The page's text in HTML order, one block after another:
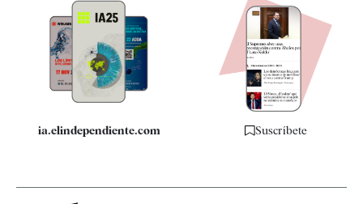
Quiénes somos
Especificaciones
ia.elindependiente.com Suscríbete